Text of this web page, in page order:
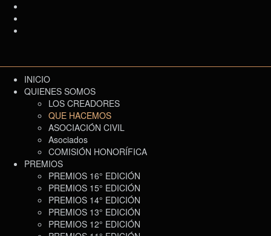
INICIO
QUIENES SOMOS
LOS CREADORES
QUE HACEMOS
ASOCIACIÓN CIVIL
Asociados
COMISIÓN HONORÍFICA
PREMIOS
PREMIOS 16° EDICIÓN
PREMIOS 15° EDICIÓN
PREMIOS 14° EDICIÓN
PREMIOS 13° EDICIÓN
PREMIOS 12° EDICIÓN